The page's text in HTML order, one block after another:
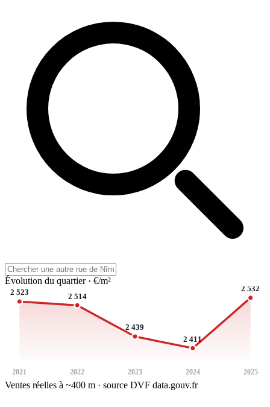
Évolution du quartier · €/m²
2 523
2021
2 514
2022
2 439
2023
2 411
2024
2 532
2025
Ventes réelles à ~400 m · source DVF data.gouv.fr